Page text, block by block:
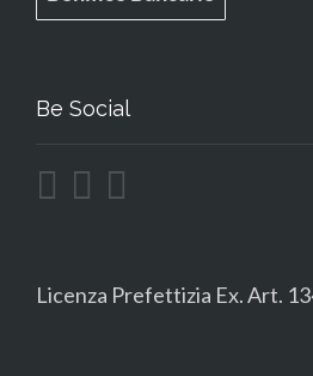
Be Social
Licenza Prefettizia Ex. Art.